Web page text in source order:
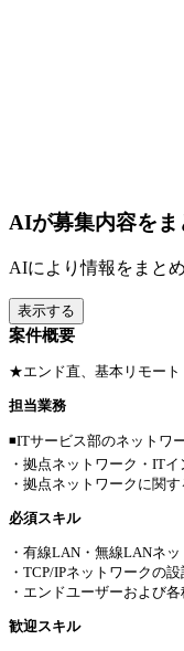
AIが募集内容をま
AIにより情報をまと
表示する
案件概要
★エンド直、基本リモート
担当業務
◾️ITサービス部のネットワ
・拠点ネットワーク・IT
・拠点ネットワークに関
必須スキル
・有線LAN・無線LANネ
・TCP/IPネットワークの
・エンドユーザーおよび
歓迎スキル